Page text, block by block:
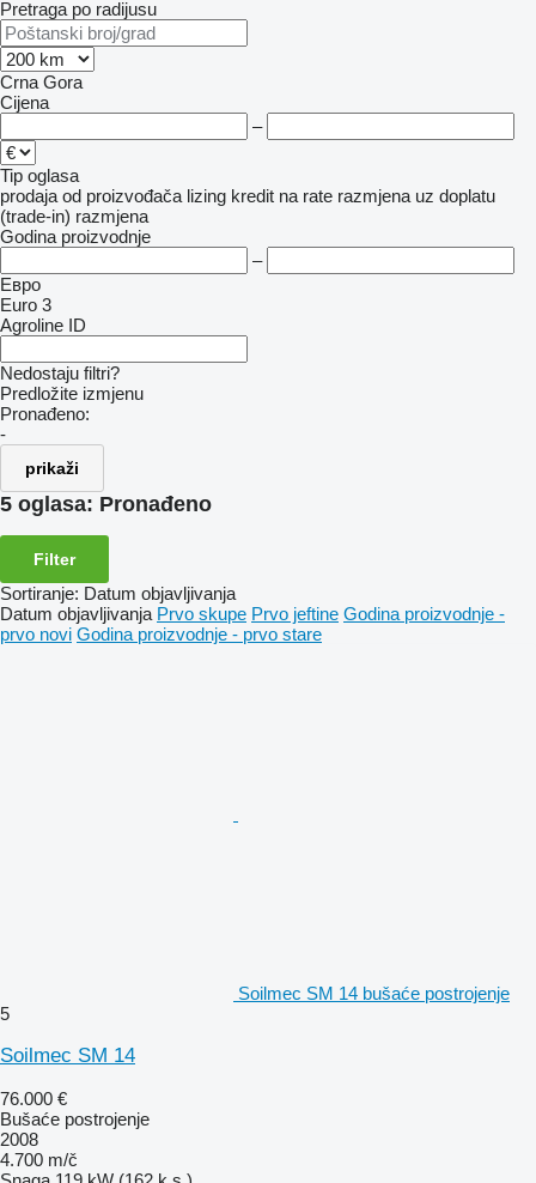
Pretraga po radijusu
Crna Gora
Cijena
–
Tip oglasa
prodaja od proizvođača lizing kredit na rate razmjena uz doplatu
(trade-in) razmjena
Godina proizvodnje
–
Евро
Euro 3
Agroline ID
Nedostaju filtri?
Predložite izmjenu
Pronađeno:
-
prikaži
5 oglasa: Pronađeno
Filter
Sortiranje: Datum objavljivanja
Datum objavljivanja Prvo skupe Prvo jeftine Godina proizvodnje -
prvo novi Godina proizvodnje - prvo stare
Soilmec SM 14 bušaće postrojenje
5
Soilmec SM 14
76.000 €
Bušaće postrojenje
2008
4.700 m/č